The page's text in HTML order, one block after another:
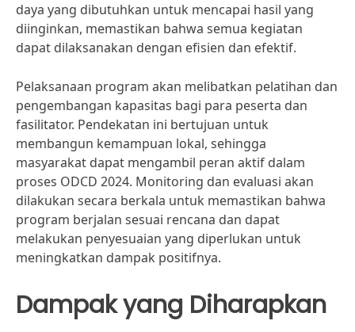
daya yang dibutuhkan untuk mencapai hasil yang
diinginkan, memastikan bahwa semua kegiatan
dapat dilaksanakan dengan efisien dan efektif.
Pelaksanaan program akan melibatkan pelatihan dan
pengembangan kapasitas bagi para peserta dan
fasilitator. Pendekatan ini bertujuan untuk
membangun kemampuan lokal, sehingga
masyarakat dapat mengambil peran aktif dalam
proses ODCD 2024. Monitoring dan evaluasi akan
dilakukan secara berkala untuk memastikan bahwa
program berjalan sesuai rencana dan dapat
melakukan penyesuaian yang diperlukan untuk
meningkatkan dampak positifnya.
Dampak yang Diharapkan